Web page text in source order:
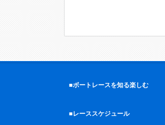
■ボートレースを知る楽しむ
■レーススケジュール